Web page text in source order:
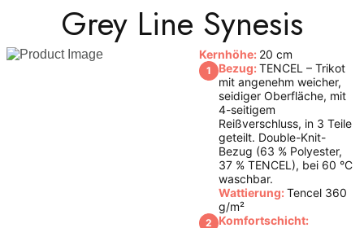
Grey Line Synesis
Kernhöhe: 20 cm
1 Bezug:TENCEL – Trikot
mit angenehm weicher,
seidiger Oberfläche, mit
4-seitigem
Reißverschluss, in 3 Teile
geteilt. Double-Knit-
Bezug (63 % Polyester,
37 % TENCEL), bei 60 °C
waschbar.
Wattierung:Tencel 360
g/m²
2
Komfortschicht: